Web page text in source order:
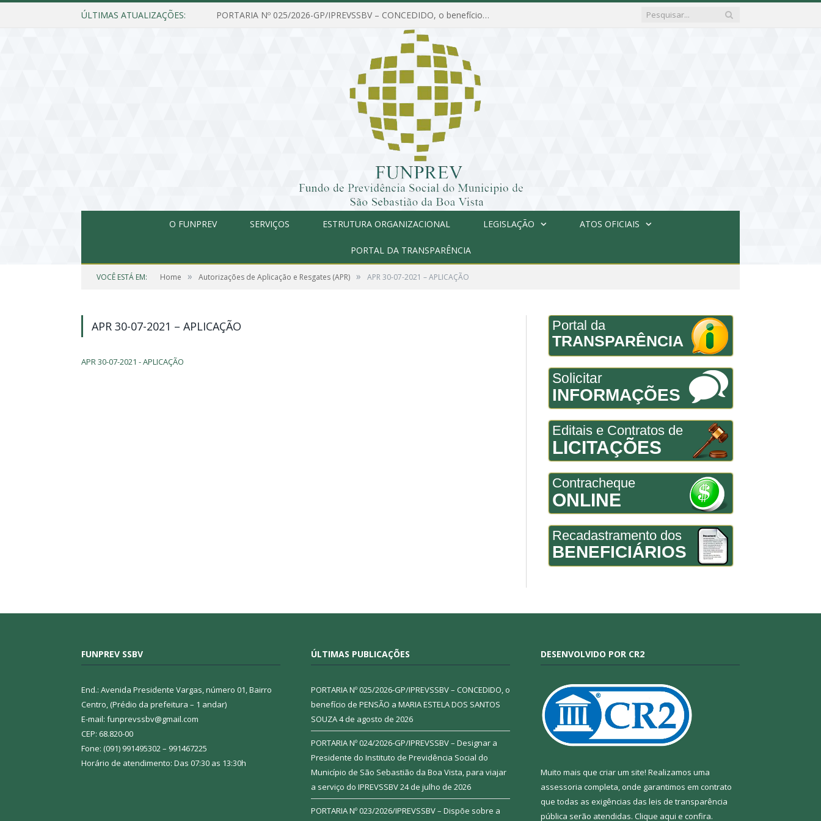
ÚLTIMAS ATUALIZAÇÕES: PORTARIA Nº 025/2026-GP/IPREVSSBV – CONCEDIDO, o benefício de PENSÃO a MARIA ESTELA DOS SANTOS SOUZA
O FUNPREV SERVIÇOS ESTRUTURA ORGANIZACIONAL LEGISLAÇÃO ATOS OFICIAIS
PORTAL DA TRANSPARÊNCIA
VOCÊ ESTÁ EM: Home » Autorizações de Aplicação e Resgates (APR) » APR 30-07-2021 – APLICAÇÃO
APR 30-07-2021 – APLICAÇÃO
APR 30-07-2021 - APLICAÇÃO
Portal da
TRANSPARÊNCIA
Solicitar
INFORMAÇÕES
Editais e Contratos de
LICITAÇÕES
Contracheque
ONLINE
Recadastramento dos
BENEFICIÁRIOS
FUNPREV SSBV
End.: Avenida Presidente Vargas, número 01, Bairro
Centro, (Prédio da prefeitura – 1 andar)
E-mail: funprevssbv@gmail.com
CEP: 68.820-00
Fone: (091) 991495302 – 991467225
Horário de atendimento: Das 07:30 as 13:30h
ÚLTIMAS PUBLICAÇÕES
PORTARIA Nº 025/2026-GP/IPREVSSBV – CONCEDIDO, o
benefício de PENSÃO a MARIA ESTELA DOS SANTOS
SOUZA4 de agosto de 2026
PORTARIA Nº 024/2026-GP/IPREVSSBV – Designar a
Presidente do Instituto de Previdência Social do
Município de São Sebastião da Boa Vista, para viajar
a serviço do IPREVSSBV24 de julho de 2026
PORTARIA Nº 023/2026/IPREVSSBV – Dispõe sobre a
DESENVOLVIDO POR CR2
Muito mais que criar um site! Realizamos uma
assessoria completa, onde garantimos em contrato
que todas as exigências das leis de transparência
pública serão atendidas. Clique aqui e confira.